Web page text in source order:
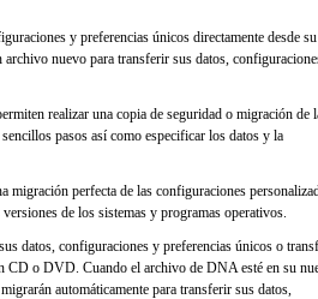
y preferencias únicos directamente desde su
nuevo para transferir sus datos,
realizar una copia de seguridad o migración de
pasos así como especificar los datos y la
migración perfecta de las configuraciones
de los sistemas y programas operativos.
datos, configuraciones y preferencias únicos o
CD o DVD. Cuando el archivo de DNA esté en su
automáticamente para transferir sus datos,